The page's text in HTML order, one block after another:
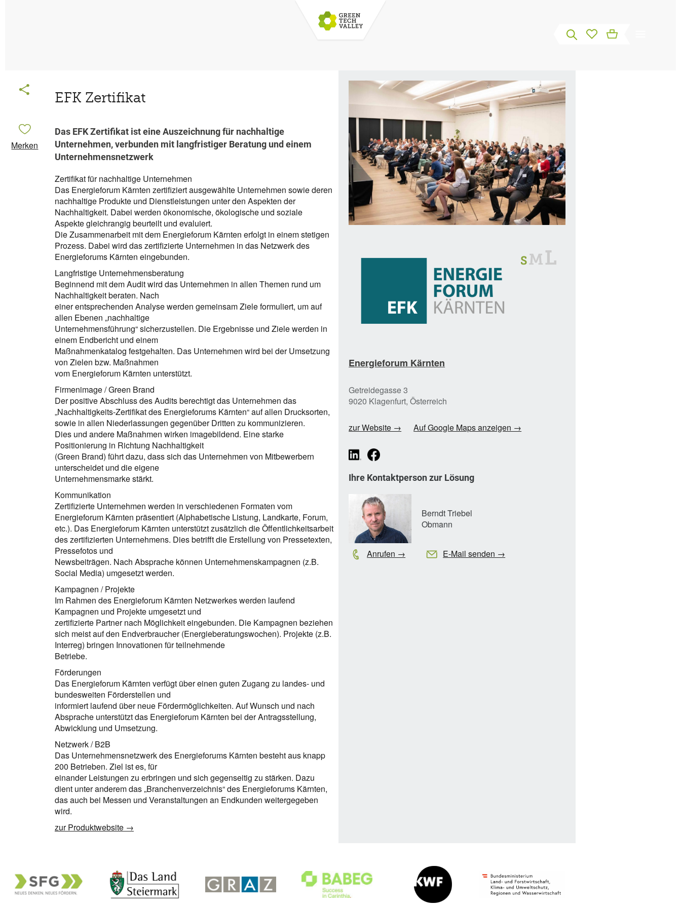
Merken
EFK Zertifikat
Das EFK Zertifikat ist eine Auszeichnung für nachhaltige
Unternehmen, verbunden mit langfristiger Beratung und einem
Unternehmensnetzwerk
Zertifikat für nachhaltige Unternehmen
Das Energieforum Kärnten zertifiziert ausgewählte Unternehmen sowie deren
nachhaltige Produkte und Dienstleistungen unter den Aspekten der
Nachhaltigkeit. Dabei werden ökonomische, ökologische und soziale
Aspekte gleichrangig beurteilt und evaluiert.
Die Zusammenarbeit mit dem Energieforum Kärnten erfolgt in einem stetigen
Prozess. Dabei wird das zertifizierte Unternehmen in das Netzwerk des
Energieforums Kärnten eingebunden.
Langfristige Unternehmensberatung
Beginnend mit dem Audit wird das Unternehmen in allen Themen rund um
Nachhaltigkeit beraten. Nach
einer entsprechenden Analyse werden gemeinsam Ziele formuliert, um auf
allen Ebenen „nachhaltige
Unternehmensführung“ sicherzustellen. Die Ergebnisse und Ziele werden in
einem Endbericht und einem
Maßnahmenkatalog festgehalten. Das Unternehmen wird bei der Umsetzung
von Zielen bzw. Maßnahmen
vom Energieforum Kärnten unterstützt.
Firmenimage / Green Brand
Der positive Abschluss des Audits berechtigt das Unternehmen das
„Nachhaltigkeits-Zertifikat des Energieforums Kärnten“ auf allen Drucksorten,
sowie in allen Niederlassungen gegenüber Dritten zu kommunizieren.
Dies und andere Maßnahmen wirken imagebildend. Eine starke
Positionierung in Richtung Nachhaltigkeit
(Green Brand) führt dazu, dass sich das Unternehmen von Mitbewerbern
unterscheidet und die eigene
Unternehmensmarke stärkt.
Kommunikation
Zertifizierte Unternehmen werden in verschiedenen Formaten vom
Energieforum Kärnten präsentiert (Alphabetische Listung, Landkarte, Forum,
etc.). Das Energieforum Kärnten unterstützt zusätzlich die Öffentlichkeitsarbeit
des zertifizierten Unternehmens. Dies betrifft die Erstellung von Pressetexten,
Pressefotos und
Newsbeiträgen. Nach Absprache können Unternehmenskampagnen (z.B.
Social Media) umgesetzt werden.
Kampagnen / Projekte
Im Rahmen des Energieforum Kärnten Netzwerkes werden laufend
Kampagnen und Projekte umgesetzt und
zertifizierte Partner nach Möglichkeit eingebunden. Die Kampagnen beziehen
sich meist auf den Endverbraucher (Energieberatungswochen). Projekte (z.B.
Interreg) bringen Innovationen für teilnehmende
Betriebe.
Förderungen
Das Energieforum Kärnten verfügt über einen guten Zugang zu landes- und
bundesweiten Förderstellen und
informiert laufend über neue Fördermöglichkeiten. Auf Wunsch und nach
Absprache unterstützt das Energieforum Kärnten bei der Antragsstellung,
Abwicklung und Umsetzung.
Netzwerk / B2B
Das Unternehmensnetzwerk des Energieforums Kärnten besteht aus knapp
200 Betrieben. Ziel ist es, für
einander Leistungen zu erbringen und sich gegenseitig zu stärken. Dazu
dient unter anderem das „Branchenverzeichnis“ des Energieforums Kärnten,
das auch bei Messen und Veranstaltungen an Endkunden weitergegeben
wird.
zur Produktwebsite →
Energieforum Kärnten
Getreidegasse 3
9020 Klagenfurt, Österreich
zur Website → Auf Google Maps anzeigen →
Ihre Kontaktperson zur Lösung
Berndt Triebel
Obmann
Anrufen → E-Mail senden →